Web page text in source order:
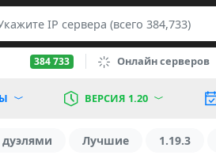
384 733 Онлайн серверов
ВЕРСИЯ 1.20
дуэлями Лучшие 1.19.3